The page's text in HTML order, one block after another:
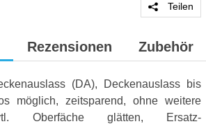
Teilen
Rezensionen Zubehör
(DA), Deckenauslass bis
möglich, zeitsparend, ohne weitere
Oberfäche glätten, Ersatz-